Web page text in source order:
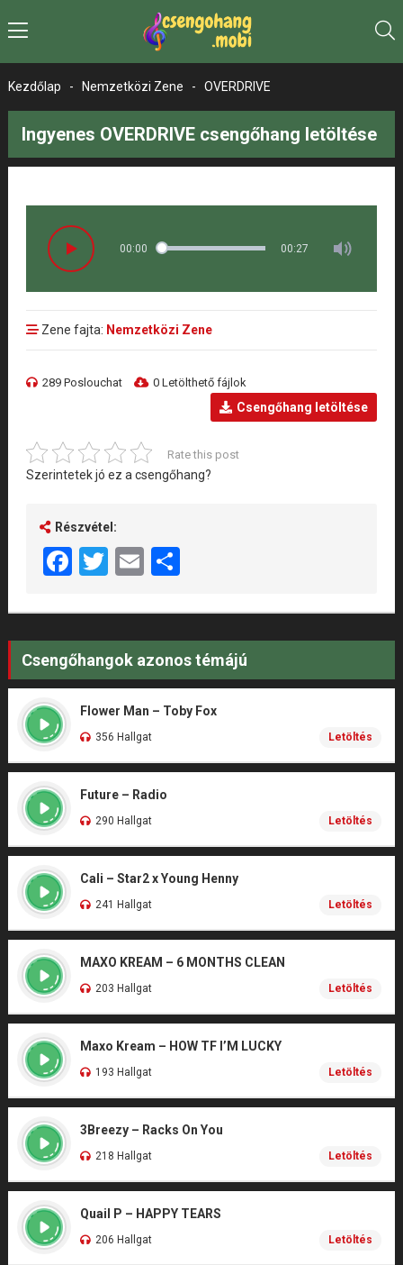
Kezdőlap - Nemzetközi Zene - OVERDRIVE
Ingyenes OVERDRIVE csengőhang letöltése
00:00 00:27
Zene fajta: Nemzetközi Zene
289 Poslouchat 0 Letölthető fájlok
Csengőhang letöltése
Rate this post
Szerintetek jó ez a csengőhang?
Részvétel:
Facebook
Twitter
EmailShare
Csengőhangok azonos témájú
Flower Man – Toby Fox
356 Hallgat Letöltés
Future – Radio
290 Hallgat Letöltés
Cali – Star2 x Young Henny
241 Hallgat Letöltés
MAXO KREAM – 6 MONTHS CLEAN
203 Hallgat Letöltés
Maxo Kream – HOW TF I’M LUCKY
193 Hallgat Letöltés
3Breezy – Racks On You
218 Hallgat Letöltés
Quail P – HAPPY TEARS
206 Hallgat Letöltés